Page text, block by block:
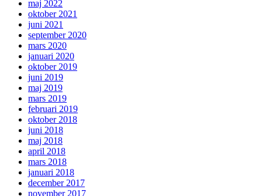
maj 2022
oktober 2021
juni 2021
september 2020
mars 2020
januari 2020
oktober 2019
juni 2019
maj 2019
mars 2019
februari 2019
oktober 2018
juni 2018
maj 2018
april 2018
mars 2018
januari 2018
december 2017
november 2017